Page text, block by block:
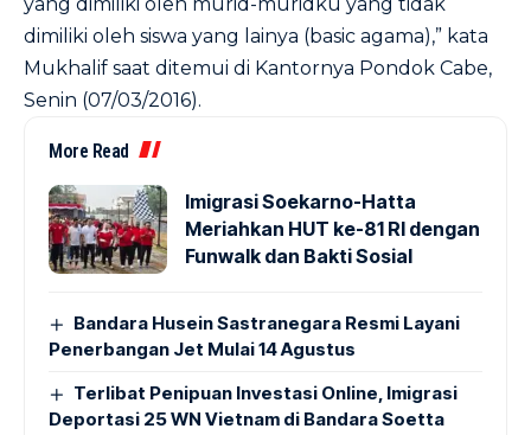
dimiliki oleh siswa yang lainya (basic agama),” kata
Mukhalif saat ditemui di Kantornya Pondok Cabe,
Senin (07/03/2016).
More Read
Imigrasi Soekarno-Hatta
Meriahkan HUT ke-81 RI dengan
Funwalk dan Bakti Sosial
Bandara Husein Sastranegara Resmi Layani
Penerbangan Jet Mulai 14 Agustus
Terlibat Penipuan Investasi Online, Imigrasi
Deportasi 25 WN Vietnam di Bandara Soetta